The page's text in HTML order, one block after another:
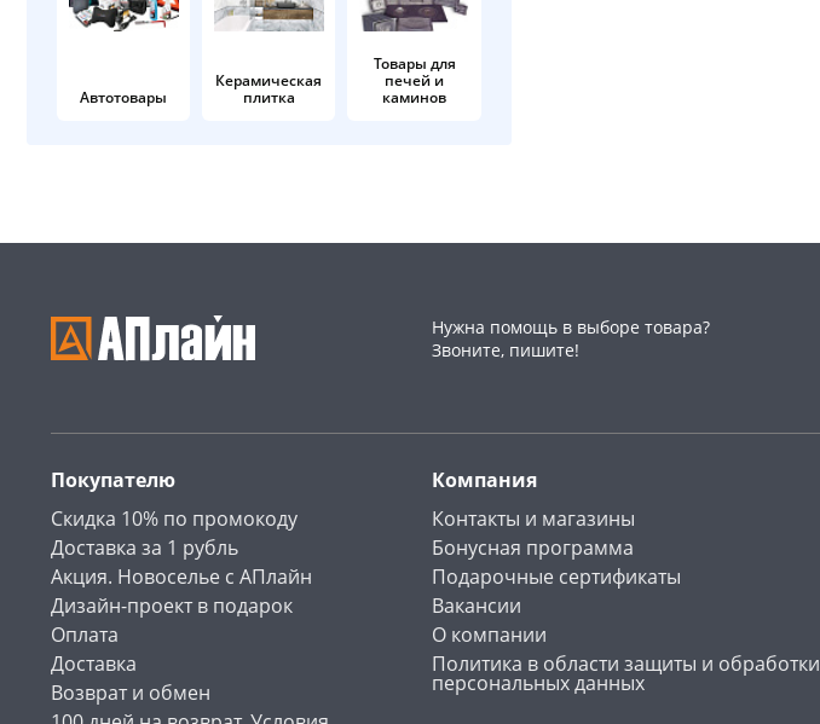
Автотовары
Керамическая
плитка
Товары для
печей и
каминов
Нужна помощь в выборе товара?
Звоните, пишите!
Покупателю
Скидка 10% по промокоду
Доставка за 1 рубль
Акция. Новоселье с АПлайн
Дизайн-проект в подарок
Оплата
Доставка
Возврат и обмен
Компания
Контакты и магазины
Бонусная программа
Подарочные сертификаты
Вакансии
О компании
Политика в области защиты и обработки
персональных данных